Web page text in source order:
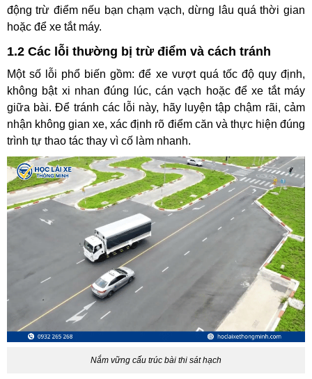
động trừ điểm nếu bạn chạm vạch, dừng lâu quá thời gian
hoặc để xe tắt máy.
1.2 Các lỗi thường bị trừ điểm và cách tránh
Một số lỗi phổ biến gồm: để xe vượt quá tốc độ quy định,
không bật xi nhan đúng lúc, cán vạch hoặc để xe tắt máy
giữa bài. Để tránh các lỗi này, hãy luyện tập chậm rãi, cảm
nhận không gian xe, xác định rõ điểm căn và thực hiện đúng
trình tự thao tác thay vì cố làm nhanh.
Nắm vững cấu trúc bài thi sát hạch